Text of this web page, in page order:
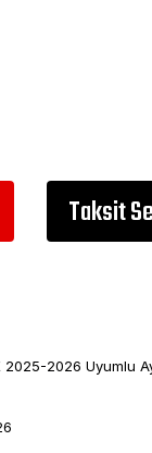
Taksit
2026 Uyumlu